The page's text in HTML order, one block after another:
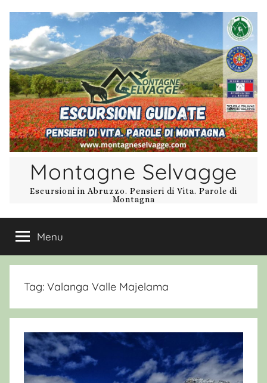
contenuto
Montagne Selvagge
Escursioni in Abruzzo. Pensieri di Vita. Parole di
Montagna
Menu
Tag: Valanga Valle Majelama